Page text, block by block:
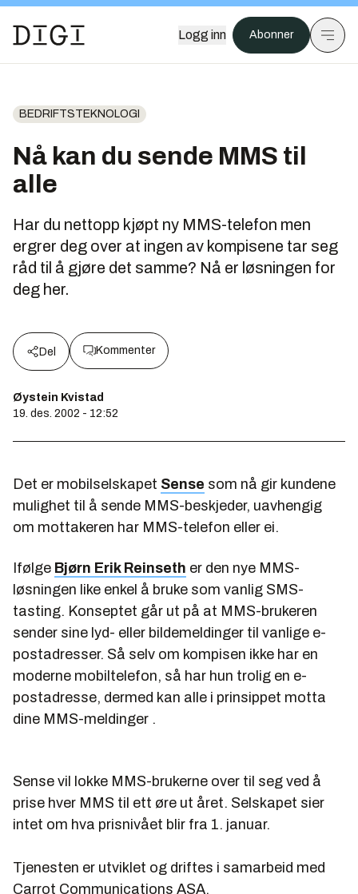
Logg inn Abonner
BEDRIFTSTEKNOLOGI
Nå kan du sende MMS til
alle
Har du nettopp kjøpt ny MMS-telefon men
ergrer deg over at ingen av kompisene tar seg
råd til å gjøre det samme? Nå er løsningen for
deg her.
Del Kommenter
Øystein Kvistad
19. des. 2002 - 12:52
Det er mobilselskapet Sense som nå gir kundene
mulighet til å sende MMS-beskjeder, uavhengig
om mottakeren har MMS-telefon eller ei.
Ifølge Bjørn Erik Reinseth er den nye MMS-
løsningen like enkel å bruke som vanlig SMS-
tasting. Konseptet går ut på at MMS-brukeren
sender sine lyd- eller bildemeldinger til vanlige e-
postadresser. Så selv om kompisen ikke har en
moderne mobiltelefon, så har hun trolig en e-
postadresse, dermed kan alle i prinsippet motta
dine MMS-meldinger .
Sense vil lokke MMS-brukerne over til seg ved å
prise hver MMS til ett øre ut året. Selskapet sier
intet om hva prisnivået blir fra 1. januar.
Tjenesten er utviklet og driftes i samarbeid med
Carrot Communications ASA.